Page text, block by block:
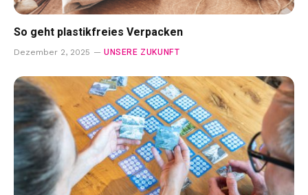
So geht plastikfreies Verpacken
Dezember 2, 2025 UNSERE ZUKUNFT